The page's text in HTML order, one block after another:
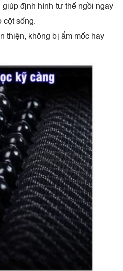
giúp định hình tư thế ngồi ngay
cột sống.
thiện, không bị ẩm mốc hay